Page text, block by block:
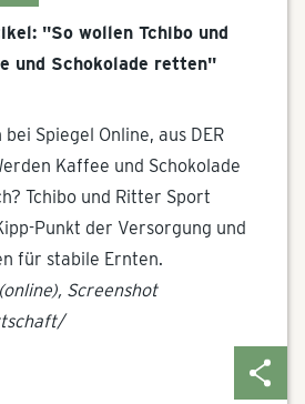
"So wollen Tchibo und
und Schokolade retten"
Spiegel Online, aus DER
Kaffee und Schokolade
Tchibo und Ritter Sport
Punkt der Versorgung und
für stabile Ernten.
Screenshot